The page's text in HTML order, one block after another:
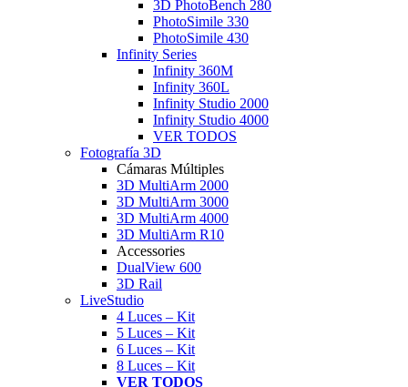
3D PhotoBench 280
PhotoSimile 330
PhotoSimile 430
Infinity Series
Infinity 360M
Infinity 360L
Infinity Studio 2000
Infinity Studio 4000
VER TODOS
Fotografía 3D
Cámaras Múltiples
3D MultiArm 2000
3D MultiArm 3000
3D MultiArm 4000
3D MultiArm R10
Accessories
DualView 600
3D Rail
LiveStudio
4 Luces – Kit
5 Luces – Kit
6 Luces – Kit
8 Luces – Kit
VER TODOS